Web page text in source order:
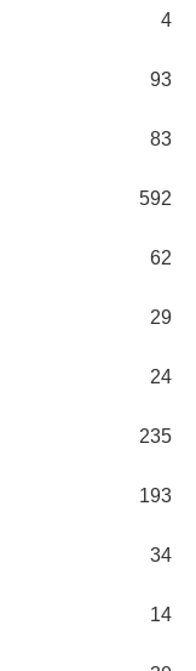
4
93
83
592
62
29
24
235
193
34
14